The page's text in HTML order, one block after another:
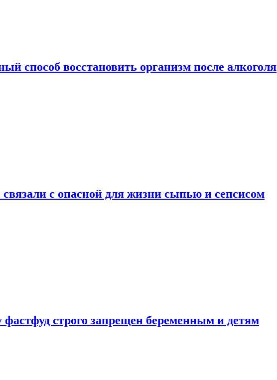
способ восстановить организм после алкоголя
с опасной для жизни сыпью и сепсисом
строго запрещен беременным и детям